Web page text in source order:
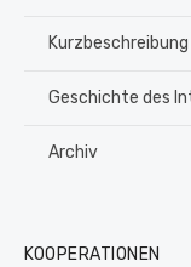
Kurzbeschreibung
Geschichte des
Archiv
KOOPERATIONEN